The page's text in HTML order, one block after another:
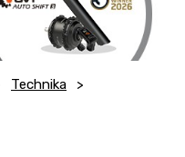
Technika